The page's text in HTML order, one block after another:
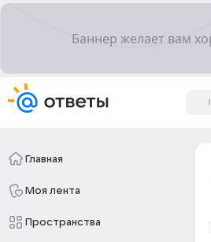
Главная
Моя лента
Пространства